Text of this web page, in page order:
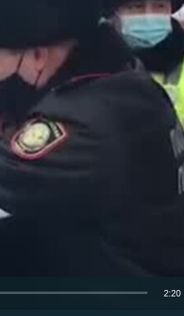
2:20